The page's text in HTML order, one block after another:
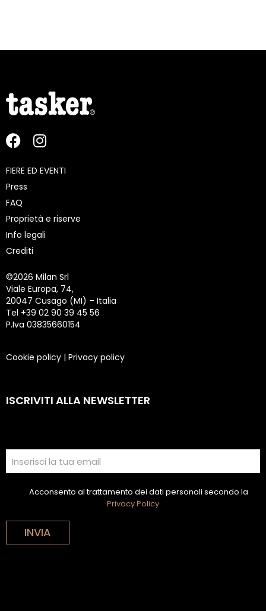
FIERE ED EVENTI
Press
FAQ
Proprietà e riserve
Info legali
Crediti
©2026 Milan Srl
Viale Europa, 74,
20047 Cusago (MI) – Italia
Tel +39 02 90 39 45 56
P.Iva 03835660154
Cookie policy | Privacy policy
ISCRIVITI ALLA NEWSLETTER
Acconsento al trattamento dei dati personali secondo la
Privacy Policy
INVIA